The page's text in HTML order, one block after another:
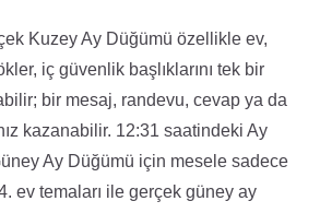
Kuzey Ay Düğümü özellikle ev,
iç güvenlik başlıklarını tek bir
bir mesaj, randevu, cevap ya da
kazanabilir. 12:31 saatindeki Ay
Ay Düğümü için mesele sadece
ev temaları ile gerçek güney ay